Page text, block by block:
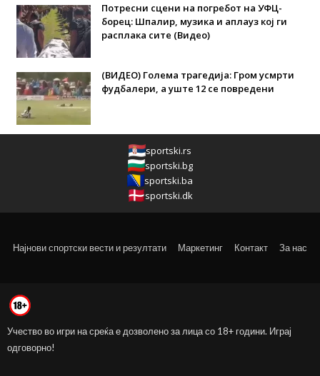
Потресни сцени на погребот на УФЦ-
борец: Шпалир, музика и аплауз кој ги
расплака сите (Видео)
(ВИДЕО) Голема трагедија: Гром усмрти
фудбалери, а уште 12 се повредени
sportski.rs
sportski.bg
sportski.ba
sportski.dk
Најнови спортски вести и резултати Маркетинг Контакт За нас
Учество во игри на среќа е дозволено за лица со 18+ години. Играј
одговорно!